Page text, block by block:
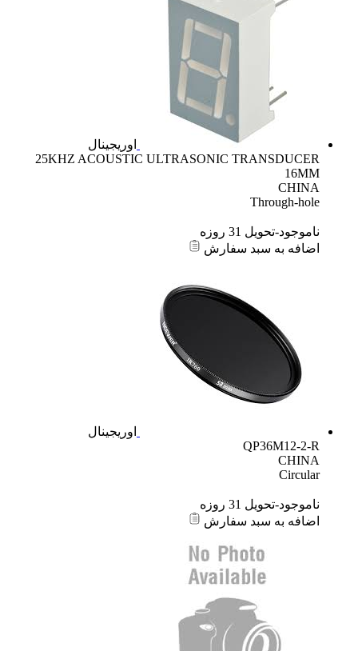
اوریجینال
25KHZ ACOUSTIC ULTRASONIC TRANSDUCER
16MM
CHINA
Through-hole
ناموجود-تحویل 31 روزه
اضافه به سبد سفارش
اوریجینال
QP36M12-2-R
CHINA
Circular
ناموجود-تحویل 31 روزه
اضافه به سبد سفارش